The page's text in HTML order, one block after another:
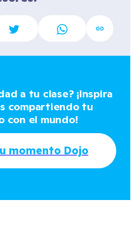
a tu clase? ¡Inspira
compartiendo tu
con el mundo!
momento Dojo